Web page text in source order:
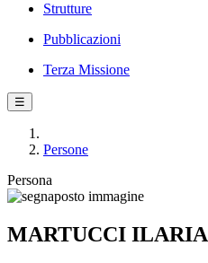
Strutture
Pubblicazioni
Terza Missione
☰
Persone
Persona
MARTUCCI ILARIA